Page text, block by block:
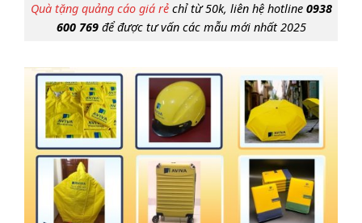
Quà tặng quảng cáo giá rẻchỉ từ 50k, liên hệ hotline 0938
600 769‬ để được tư vấn các mẫu mới nhất 2025